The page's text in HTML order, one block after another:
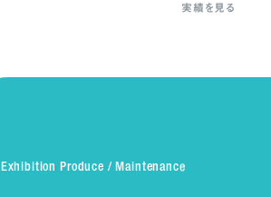
実績を見る
Exhibition Produce / Maintenance